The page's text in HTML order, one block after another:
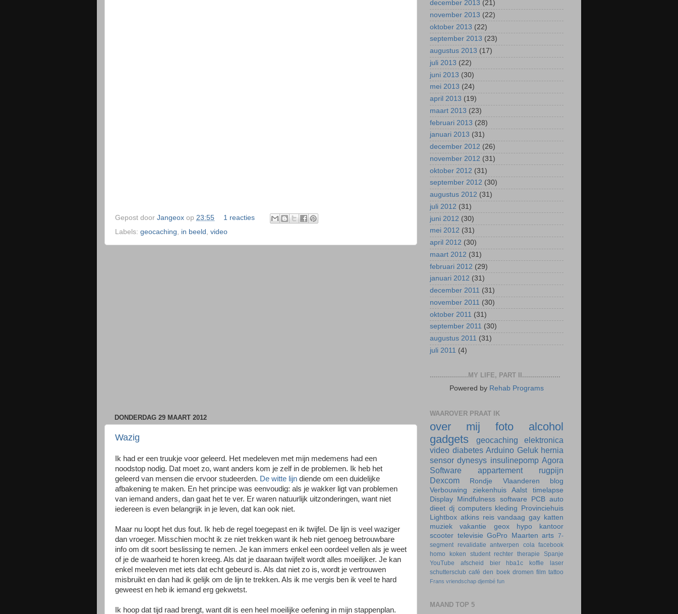
Gepost door Jangeox op 23:55
1 reacties
Labels: geocaching in beeld video
DONDERDAG 29 MAART 2012
Wazig
Ik had er een truukje voor geleerd. Het medeleven met mijn medemens had een
noodstop nodig. Dat moet zo, want anders kom je zelf in de problemen. Ik heb het
geleerd van mensen die ervoor studeerden. De witte lijn diende om een duidelijke
afbakening te maken. En het principe was eenvoudig: als je wakker ligt van problemen
van iemand anders, dan gaat het te ver. Er waren natuurlijk uitzonderingen, want niet
iedereen is even belangrijk in je leven, dat kan ook niet.
Maar nu loopt het dus fout. Ik heb de regel toegepast en ik twijfel. De lijn is veel waziger
dan vroeger. Misschien mocht ik ze niet trekken want ik heb niet genoeg betrouwbare
info om dit soort beslissing te nemen. Je kan immers enkel een oordeel vellen als je weet
of je de waarheid te horen kreeg. Als dat je daaraan twijfelt wordt alles moeilijker. Je kan
enkel meeleven met iets dat echt gebeurd is. Als dat niet zo is, wordt je vertrouwen
misbruikt en dan had ik gelijk om de lijn te trekken. Als ik me vergis ben ik veel te hard
geweest en heb ik iemand erg gekwetst.
Ik hoop dat tijd raad brengt, want dit is een heel moeilijke oefening in mijn stappenplan.
december 2013 (21)
november 2013 (22)
oktober 2013 (22)
september 2013 (23)
augustus 2013 (17)
juli 2013 (22)
juni 2013 (30)
mei 2013 (24)
april 2013 (19)
maart 2013 (23)
februari 2013 (28)
januari 2013 (31)
december 2012 (26)
november 2012 (31)
oktober 2012 (31)
september 2012 (30)
augustus 2012 (31)
juli 2012 (31)
juni 2012 (30)
mei 2012 (31)
april 2012 (30)
maart 2012 (31)
februari 2012 (29)
januari 2012 (31)
december 2011 (31)
november 2011 (30)
oktober 2011 (31)
september 2011 (30)
augustus 2011 (31)
juli 2011 (4)
...................MY LIFE, PART II...................
Powered by Rehab Programs
WAAROVER PRAAT IK
over mij foto
alcohol
gadgets
geocaching
elektronica
video diabetes Arduino Geluk hernia
sensor dynesys insulinepomp Agora
Software
appartement
rugpijn
Dexcom
Rondje Vlaanderen
blog
Verbouwing
ziekenhuis Aalst
timelapse
Display
Mindfulness software PCB auto
dieet dj computers kleding
Provinciehuis
Lightbox atkins reis vandaag gay katten
muziek
vakantie geox hypo
kantoor
scooter televisie GoPro Maarten arts 7-
segment revalidatie antwerpen cola facebook
homo
koken student rechter therapie
Spanje
YouTube
afscheid bier hba1c koffie
laser
schuttersclub café den boek dromen film tattoo
Frans vriendschap djembé fun
MAAND TOP 5